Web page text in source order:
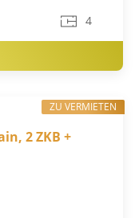
4
2 ZKB +
ZU VERMIETEN